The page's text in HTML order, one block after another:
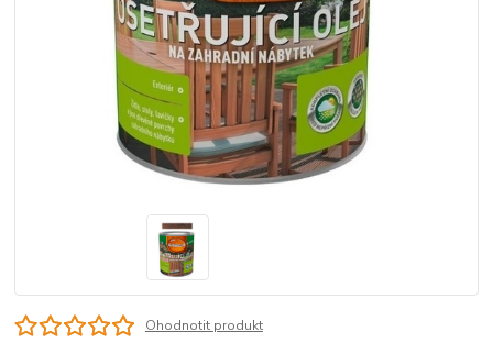
Ohodnotit produkt